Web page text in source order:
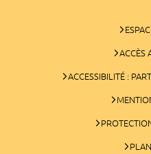
ACCÈS
ACCESSIBILITÉ :